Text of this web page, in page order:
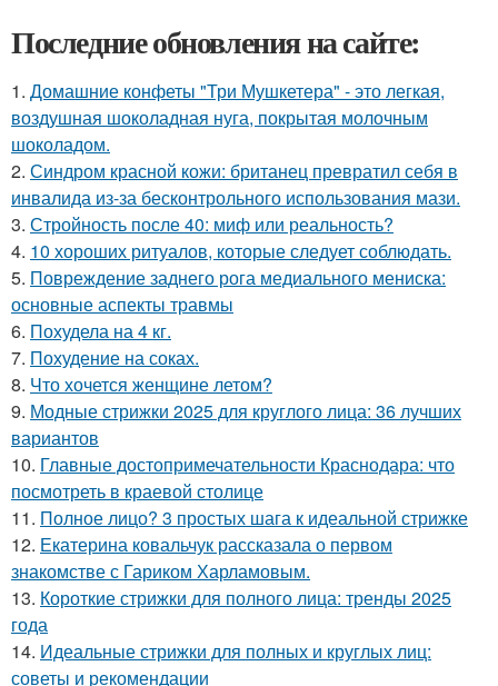
Последние обновления на сайте:
1. Домашние конфеты "Три Мушкетера" - это легкая,
воздушная шоколадная нуга, покрытая молочным
шоколадом.
2. Синдром красной кожи: британец превратил себя в
инвалида из-за бесконтрольного использования мази.
3. Стройность после 40: миф или реальность?
4. 10 хороших ритуалов, которые следует соблюдать.
5. Повреждение заднего рога медиального мениска:
основные аспекты травмы
6. Похудела на 4 кг.
7. Похудение на соках.
8. Что хочется женщине летом?
9. Модные стрижки 2025 для круглого лица: 36 лучших
вариантов
10. Главные достопримечательности Краснодара: что
посмотреть в краевой столице
11. Полное лицо? 3 простых шага к идеальной стрижке
12. Екатерина ковальчук рассказала о первом
знакомстве с Гариком Харламовым.
13. Короткие стрижки для полного лица: тренды 2025
года
14. Идеальные стрижки для полных и круглых лиц:
советы и рекомендации